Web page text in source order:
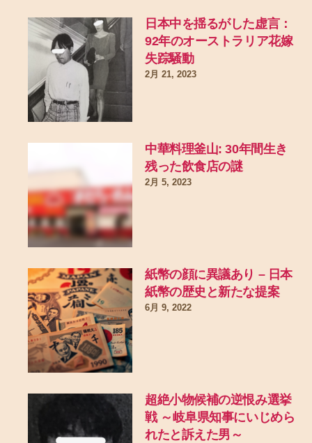
日本中を揺るがした虚言：
92年のオーストラリア花嫁
失踪騒動
2月 21, 2023
中華料理釜山: 30年間生き
残った飲食店の謎
2月 5, 2023
紙幣の顔に異議あり – 日本
紙幣の歴史と新たな提案
6月 9, 2022
超絶小物候補の逆恨み選挙
戦 ～岐阜県知事にいじめら
れたと訴えた男～